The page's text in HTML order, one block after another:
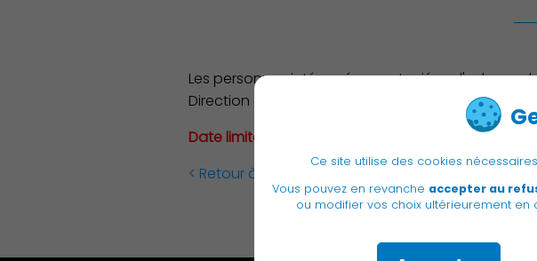
Ce site utilise des cookies
Vous pouvez en revanche accepter au
ou modifier vos choix ultérieurement en
Les personnes intéressées sont priées
Direction des Ressources Humaines, par mail :
Date limite de dépôt des candidatures : 31/07/26
< Retour à la liste